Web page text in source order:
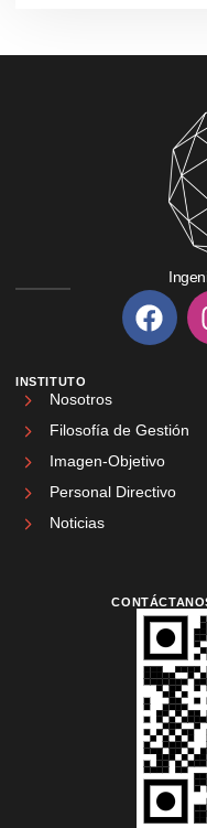
INSTITUTO
Nosotros
Filosofía de Gestión
Imagen-Objetivo
Personal Directivo
Noticias